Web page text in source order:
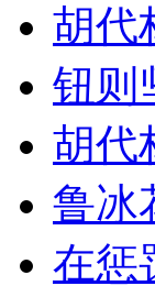
胡代
钮则
胡代
鲁冰
在惩